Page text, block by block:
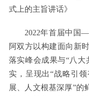
式上的主旨讲话》
2022年首届中国—
阿双方以构建面向新
落实峰会成果与“八大
实，呈现出“战略引
展、人文根基深厚”的